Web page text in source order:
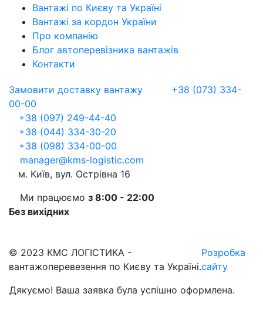
Вантажі по Києву та Україні
Вантажі за кордон України
Про компанію
Блог автоперевізника вантажів
Контакти
Замовити доставку вантажу
+38 (073) 334-
00-00
+38 (097) 249-44-40
+38 (044) 334-30-20
+38 (098) 334-00-00
manager@kms-logistic.com
м. Київ, вул. Острівна 16
Ми працюємо з 8:00 - 22:00
Без вихідних
© 2023 КМС ЛОГІСТИКА -
вантажоперевезення по Києву та Україні.
Розробка
сайту
Дякуємо! Ваша заявка була успішно оформлена.